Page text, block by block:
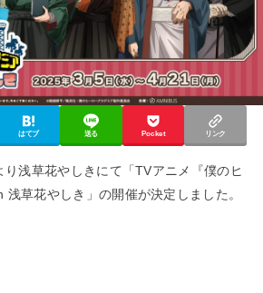
はてブ 送る Pocket リンク
浅草花やしきにて「TVアニメ『僕のヒ
浅草花やしき」の開催が決定しました。